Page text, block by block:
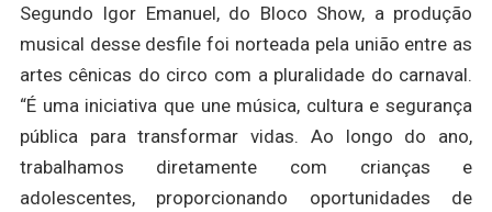
Segundo Igor Emanuel, do Bloco Show, a produção
musical desse desfile foi norteada pela união entre as
artes cênicas do circo com a pluralidade do carnaval.
“É uma iniciativa que une música, cultura e segurança
pública para transformar vidas. Ao longo do ano,
trabalhamos diretamente com crianças e
adolescentes, proporcionando oportunidades de